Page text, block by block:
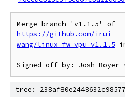
https://github.com/irui-
wang/linux_fw_vpu_v1.1.5
tree: